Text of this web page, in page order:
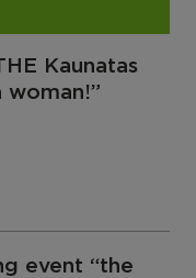
Kaunatas
woman!”
event “the